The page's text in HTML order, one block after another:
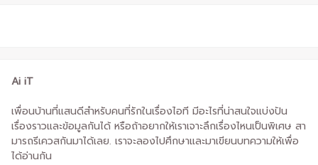
Ai iT
เพื่อนบ้านที่แสนดีสำหรับคนที่รักในเรื่องไอที มีอะไรที่น่าสนใจแบ่งปัน
เรื่องราวและข้อมูลกันได้ หรือถ้าอยากให้เราเจาะลึกเรื่องไหนเป็นพิเศษ สา
มารถรีเควสกันมาได้เลย. เราจะลองไปศึกษาและมาเขียนบทความให้เพื่อ
ได้อ่านกัน